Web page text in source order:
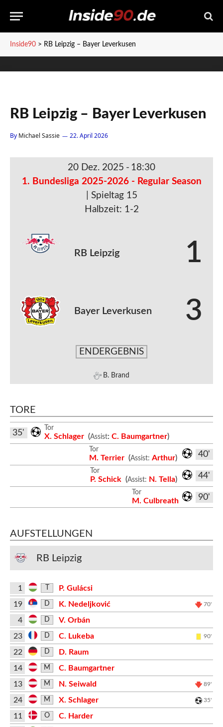
Inside90 > RB Leipzig – Bayer Leverkusen
RB Leipzig – Bayer Leverkusen
By Michael Sassie 22. April 2026
20 Dez. 2025 - 18:30
1. Bundesliga 2025-2026 - Regular Season
| Spieltag 15
Halbzeit: 1-2
RB Leipzig 1
Bayer Leverkusen 3
ENDERGEBNIS
B. Brand
TORE
Tor
X. Schlager (Assist: C. Baumgartner)
35'
40'
Tor
M. Terrier (Assist: Arthur)
44'
Tor
P. Schick (Assist: N. Tella)
90'
Tor
M. Culbreath
AUFSTELLUNGEN
RB Leipzig
1
P. Gulácsi
19
D K. Nedeljković 70'
4 D
V. Orbán
23
D C. Lukeba 90'
22 D
D. Raum
14
M
C. Baumgartner
13
M N. Seiwald 89'
24 M X. Schlager 35'
11 O
C. Harder